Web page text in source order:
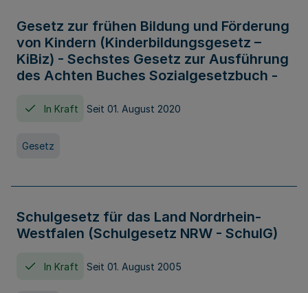
Gesetz zur frühen Bildung und Förderung
von Kindern (Kinderbildungsgesetz –
KiBiz) - Sechstes Gesetz zur Ausführung
des Achten Buches Sozialgesetzbuch -
In Kraft Seit 01. August 2020
Gesetz
Schulgesetz für das Land Nordrhein-
Westfalen (Schulgesetz NRW - SchulG)
In Kraft Seit 01. August 2005